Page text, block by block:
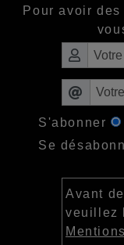
Pour avoir
S'abonner
Se
Avant
veuillez